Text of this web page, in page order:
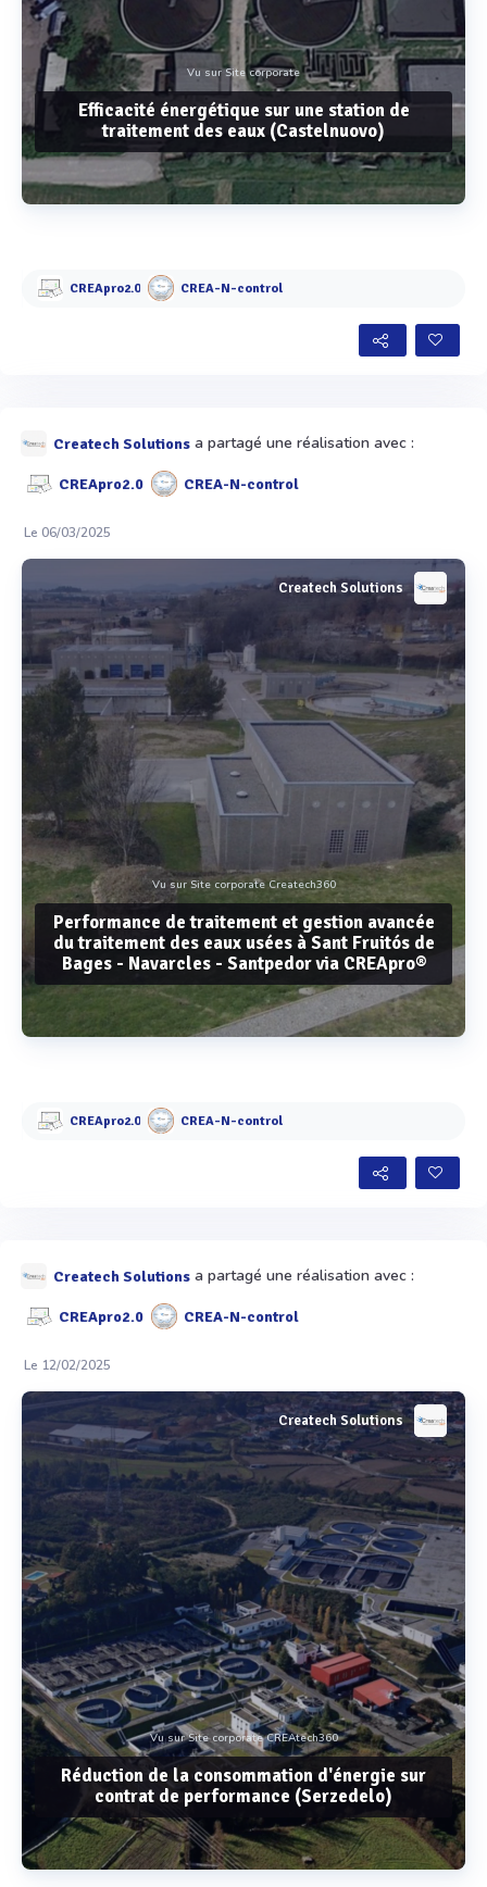
Vu sur Site corporate
Efficacité énergétique sur une station de
traitement des eaux (Castelnuovo)
Voir plus
CREApro2.0 CREA-N-control
Createch Solutions a partagé une réalisation avec :
CREApro2.0 CREA-N-control
Le 06/03/2025
Createch Solutions
Vu sur Site corporate Createch360
Performance de traitement et gestion avancée
du traitement des eaux usées à Sant Fruitós de
Bages - Navarcles - Santpedor via CREApro®
Voir plus
CREApro2.0 CREA-N-control
Createch Solutions a partagé une réalisation avec :
CREApro2.0 CREA-N-control
Le 12/02/2025
Createch Solutions
Vu sur Site corporate CREAtech360
Réduction de la consommation d'énergie sur
contrat de performance (Serzedelo)